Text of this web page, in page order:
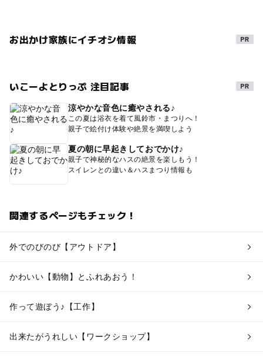
お出かけ家族にイチオシ情報
いこーよとりっぷ 注目記事
涼やかな音色に癒やされる♪
この夏は浴衣を着て風鈴市・まつりへ！
親子で絵付け体験や絶景を満喫しよう
夏の朝に早起きしておでかけ♪
親子で神秘的なハスの絶景を楽しもう！
スイレンとの違い＆ハスまつり情報も
関連するページもチェック！
外でのびのび【アウトドア】
かわいい【動物】とふれあおう！
作って遊ぼう♪【工作】
出来たがうれしい【ワークショップ】